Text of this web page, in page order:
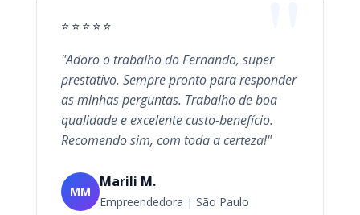
⭐⭐⭐⭐⭐
"Adoro o trabalho do Fernando, super
prestativo. Sempre pronto para responder
as minhas perguntas. Trabalho de boa
qualidade e excelente custo-benefício.
Recomendo sim, com toda a certeza!"
MM
Marili M.
Empreendedora | São Paulo